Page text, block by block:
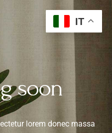
soon
lorem donec massa
IT